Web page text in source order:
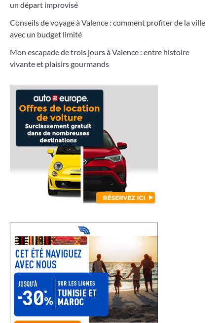
un départ improvisé
Conseils de voyage à Valence : comment profiter de la ville
avec un budget limité
Mon escapade de trois jours à Valence : entre histoire
vivante et plaisirs gourmands